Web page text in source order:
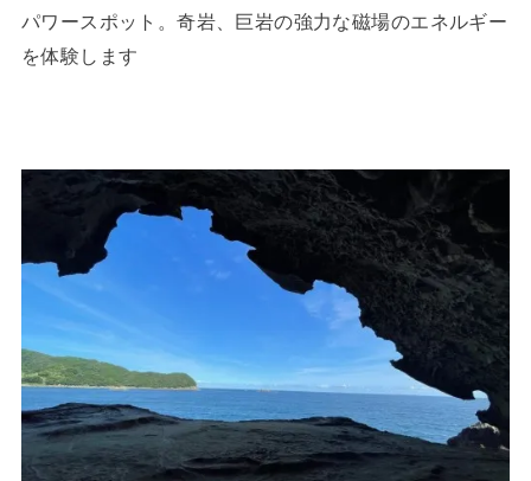
パワースポット。奇岩、巨岩の強力な磁場のエネルギー
を体験します